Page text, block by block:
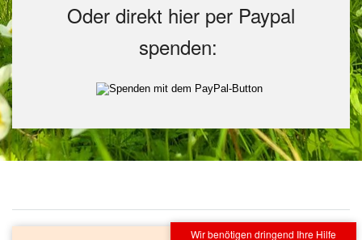
Oder direkt hier per Paypal
spenden: